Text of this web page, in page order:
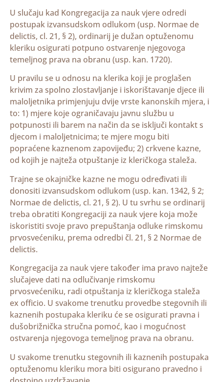
U slučaju kad Kongregacija za nauk vjere odredi
postupak izvansudskom odlukom (usp. Normae de
delictis, cl. 21, § 2), ordinarij je dužan optuženomu
kleriku osigurati potpuno ostvarenje njegovoga
temeljnog prava na obranu (usp. kan. 1720).
U pravilu se u odnosu na klerika koji je proglašen
krivim za spolno zlostavljanje i iskorištavanje djece ili
maloljetnika primjenjuju dvije vrste kanonskih mjera, i
to: 1) mjere koje ograničavaju javnu službu u
potpunosti ili barem na način da se isključi kontakt s
djecom i maloljetnicima; te mjere mogu biti
popraćene kaznenom zapovijeđu; 2) crkvene kazne,
od kojih je najteža otpuštanje iz kleričkoga staleža.
Trajne se okajničke kazne ne mogu određivati ili
donositi izvansudskom odlukom (usp. kan. 1342, § 2;
Normae de delictis, cl. 21, § 2). U tu svrhu se ordinarij
treba obratiti Kongregaciji za nauk vjere koja može
iskoristiti svoje pravo prepuštanja odluke rimskomu
prvosvećeniku, prema odredbi čl. 21, § 2 Normae de
delictis.
Kongregacija za nauk vjere također ima pravo najteže
slučajeve dati na odlučivanje rimskomu
prvosvećeniku, radi otpuštanja iz kleričkoga staleža
ex officio. U svakome trenutku provedbe stegovnih ili
kaznenih postupaka kleriku će se osigurati pravna i
dušobrižnička stručna pomoć, kao i mogućnost
ostvarenja njegovoga temeljnog prava na obranu.
U svakome trenutku stegovnih ili kaznenih postupaka
optuženomu kleriku mora biti osigurano pravedno i